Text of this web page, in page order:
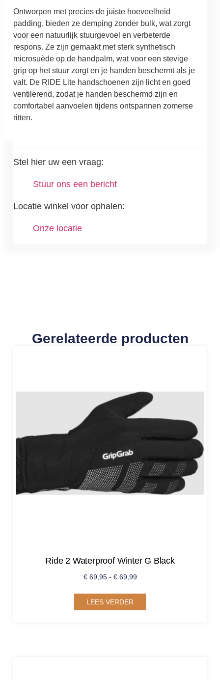
Ontworpen met precies de juiste hoeveelheid
padding, bieden ze demping zonder bulk, wat zorgt
voor een natuurlijk stuurgevoel en verbeterde
respons. Ze zijn gemaakt met sterk synthetisch
microsuède op de handpalm, wat voor een stevige
grip op het stuur zorgt en je handen beschermt als je
valt. De RIDE Lite handschoenen zijn licht en goed
ventilerend, zodat je handen beschermd zijn en
comfortabel aanvoelen tijdens ontspannen zomerse
ritten.
Stel hier uw een vraag:
Stuur ons een bericht
Locatie winkel voor ophalen:
Onze locatie
Gerelateerde producten
Ride 2 Waterproof Winter G Black
€69,95 - €69,99
LEES VERDER